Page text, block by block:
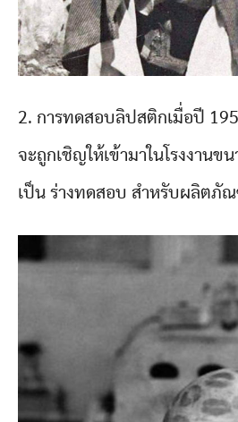
2. การทดสอบลิปสติกเมื่อปี
จะถูกเชิญให้เข้ามาในโรงงานข
เป็น ร่างทดสอบ สำหรับผลิตภั